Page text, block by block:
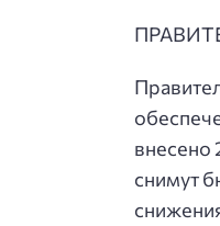
внесено
снимут